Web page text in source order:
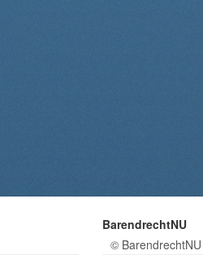
BarendrechtNU
©